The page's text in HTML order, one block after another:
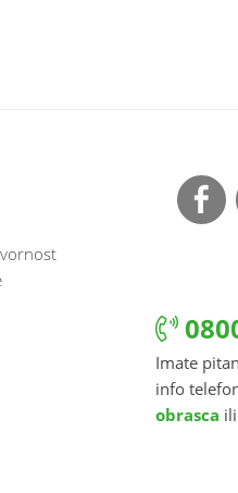
Imate
info
obrasca